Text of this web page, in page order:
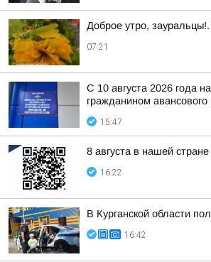
Доброе утро,
07:21
С 10 августа 2026 года
гражданином
15:47
8 августа в нашей
16:22
В Курганской области
16:42